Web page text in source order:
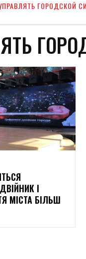
ГОРОДСКОЙ
І
МІСТА БІЛЬШ